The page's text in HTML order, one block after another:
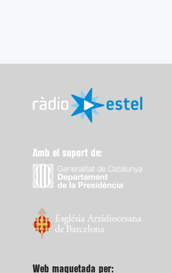
Amb el suport de:
Web maquetada per: